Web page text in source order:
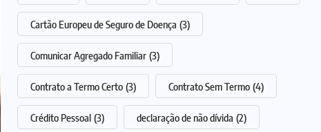
Cartão Europeu de Seguro de Doença (3)
Comunicar Agregado Familiar (3)
Contrato a Termo Certo (3) Contrato Sem Termo (4)
Crédito Pessoal (3) declaração de não dívida (2)